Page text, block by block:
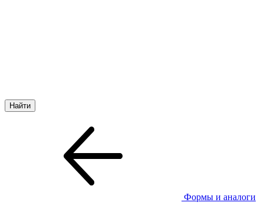
Формы и аналоги